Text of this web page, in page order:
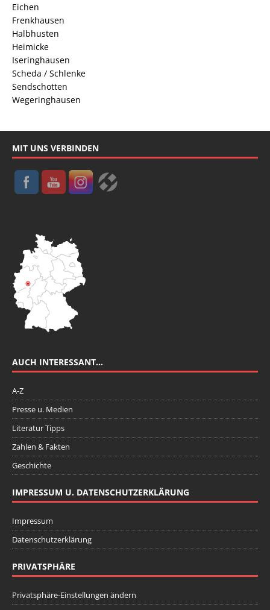
Eichen
Frenkhausen
Halbhusten
Heimicke
Iseringhausen
Scheda / Schlenke
Sendschotten
Wegeringhausen
MIT UNS VERBINDEN
AUCH INTERESSANT…
A-Z
Presse u. Medien
Literatur Tipps
Zahlen & Fakten
Geschichte
IMPRESSUM U. DATENSCHUTZERKLÄRUNG
Impressum
Datenschutzerklärung
PRIVATSPHÄRE
Privatsphäre-Einstellungen ändern